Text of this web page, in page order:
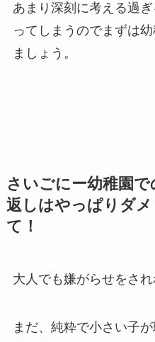
あまり深刻に考える過
ってしまうのでまずは
ましょう。
さいごにー幼稚園
返しはやっぱりダメ
て！
大人でも嫌がらせをされ
まだ、純粋で小さい子